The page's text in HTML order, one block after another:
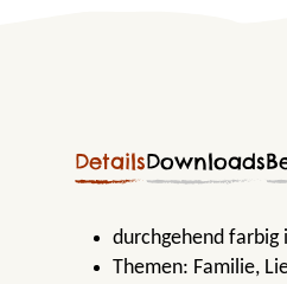
DetailsDownloads
durchgehend farbig
Themen: Familie,